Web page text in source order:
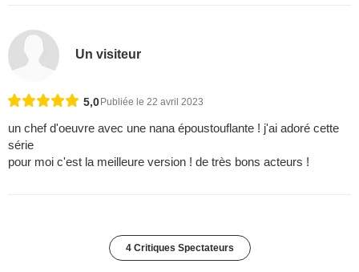
Un visiteur
5,0Publiée le 22 avril 2023
un chef d'oeuvre avec une nana époustouflante ! j'ai adoré cette
série
pour moi c'est la meilleure version ! de très bons acteurs !
4 Critiques Spectateurs